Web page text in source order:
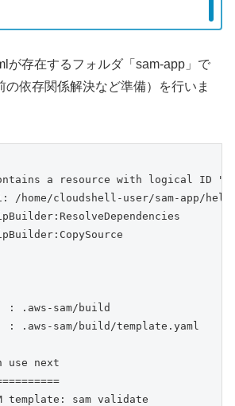
が存在するフォルダ「sam-app」で
の依存関係解決など準備）を行いま
a resource with logical ID
/home/cloudshell-user/sam-app/
.aws-sam/build
.aws-sam/build/template.yaml
use next
template: sam validate